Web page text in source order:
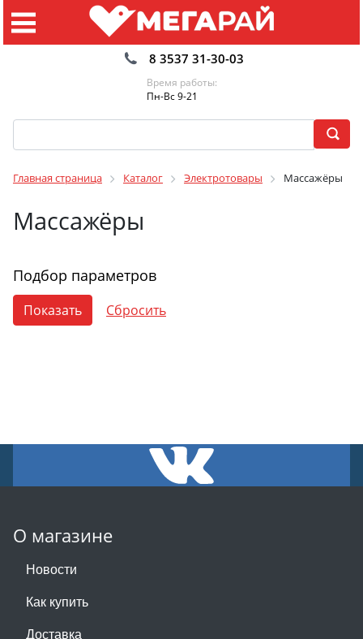
8 3537 31-30-03
Время работы:
Пн-Вс 9-21
Главная страница Каталог Электротовары Массажёры
Массажёры
Подбор параметров
О магазине
Новости
Как купить
Доставка